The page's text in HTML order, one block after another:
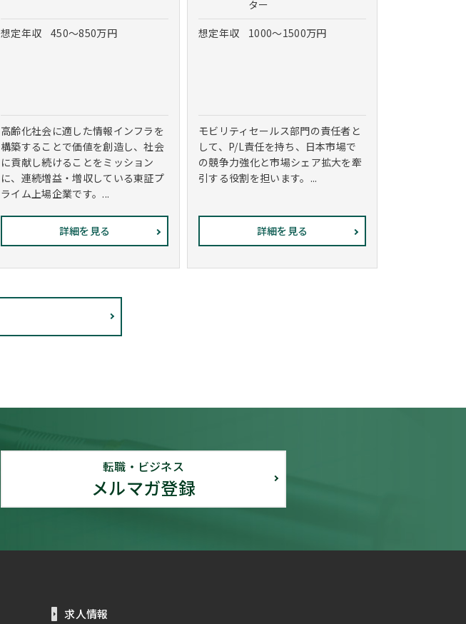
想定年収 450～850万円
高齢化社会に適した情報インフラを
構築することで価値を創造し、社会
に貢献し続けることをミッション
に、連続増益・増収している東証プ
ライム上場企業です。...
詳細を見る
ター
想定年収
1000～1500万円
モビリティセールス部門の責任者と
して、P/L責任を持ち、日本市場で
の競争力強化と市場シェア拡大を牽
引する役割を担います。...
詳細を見る
転職・ビジネス
メルマガ登録
求人情報